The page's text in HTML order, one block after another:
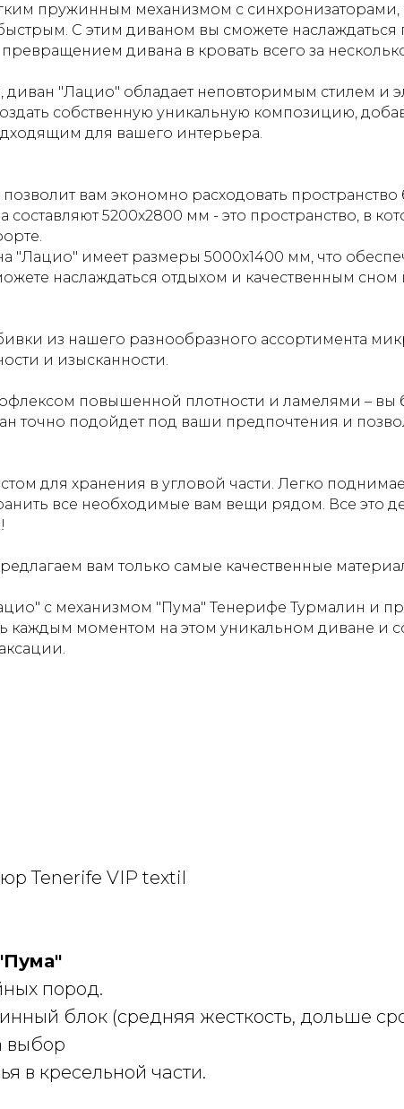
пружинным механизмом с синхронизаторами,
С этим диваном вы сможете наслаждаться
дивана в кровать всего за
"Лацио" обладает неповторимым стилем и
собственную уникальную композицию,
для вашего интерьера.
вам экономно расходовать пространство
5200х2800 мм - это пространство, в
"Лацио" имеет размеры 5000х1400 мм, что
наслаждаться отдыхом и качественным сном
из нашего разнообразного ассортимента
и изысканности.
повышенной плотности и ламелями – вы
точно подойдет под ваши предпочтения и
для хранения в угловой части. Легко
все необходимые вам вещи рядом. Все это
вам только самые качественные
с механизмом "Пума" Тенерифе Турмалин и
каждым моментом на этом уникальном диване и
Tenerife VIP textil
пород.
блок (средняя жесткость, дольше
выбор
в кресельной части.